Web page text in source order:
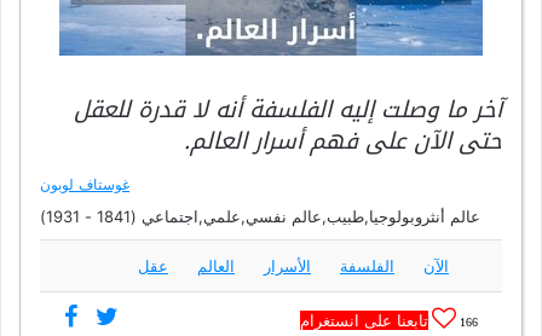
آخر ما وصلت إليه الفلسفة أنه لا قدرة للعقل
حتى الآن على فهم أسرار العالم.
غوستاف لوبون
عالم أنثروبولوجيا,طبيب,عالم نفسي,علمي,اجتماعي (1841 - 1931)
الآن الفلسفة الأسرار العالم عقل
166 تابعنا على انستغرام